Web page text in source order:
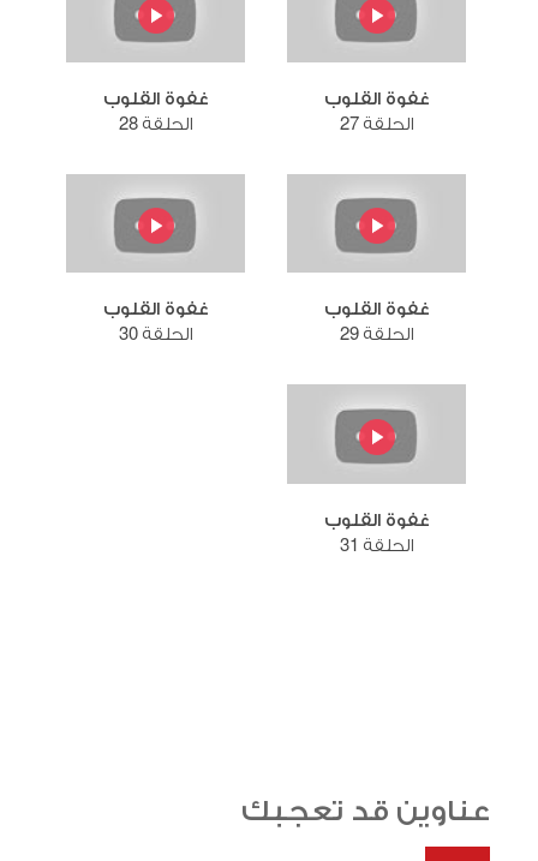
غفوة القلوب
الحلقة 27
غفوة القلوب
الحلقة 28
غفوة القلوب
الحلقة 29
غفوة القلوب
الحلقة 30
غفوة القلوب
الحلقة 31
عناوين قد تعجبك